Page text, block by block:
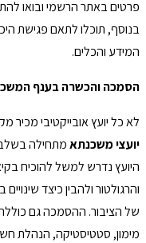
פרטים באתר הרשמי ובואו
בנוסף, תוכלו לתאם פגישת
המידע והכלים.
הסמכה והכשרה בענף
לא כל יועץ אובייקטיבי
יועצי משכנתאמתחילה בשלב
היועץ נדרש למשל להוכיח
והרגולטור ולהבין כיצד
של הציבור. ההסמכה גם
מימון, סטטיסטיקה, הנהלת